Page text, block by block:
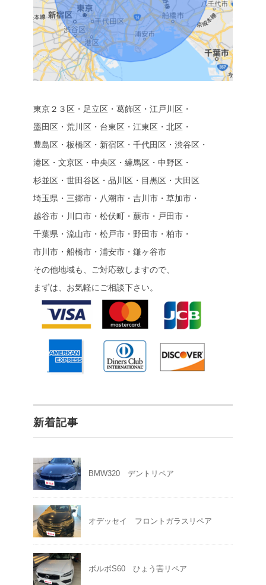
東京２３区・足立区・葛飾区・江戸川区・
墨田区・荒川区・台東区・江東区・北区・
豊島区・板橋区・新宿区・千代田区・渋谷区・
港区・文京区・中央区・練馬区・中野区・
杉並区・世田谷区・品川区・目黒区・大田区
埼玉県・三郷市・八潮市・吉川市・草加市・
越谷市・川口市・松伏町・蕨市・戸田市・
千葉県・流山市・松戸市・野田市・柏市・
市川市・船橋市・浦安市・鎌ヶ谷市
その他地域も、ご対応致しますので、
まずは、お気軽にご相談下さい。
新着記事
BMW320 デントリペア
オデッセイ フロントガラスリペア
ボルボS60 ひょう害リペア